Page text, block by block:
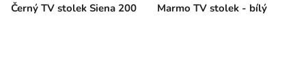
Černý TV stolek Siena 200 Marmo TV stolek - bílý